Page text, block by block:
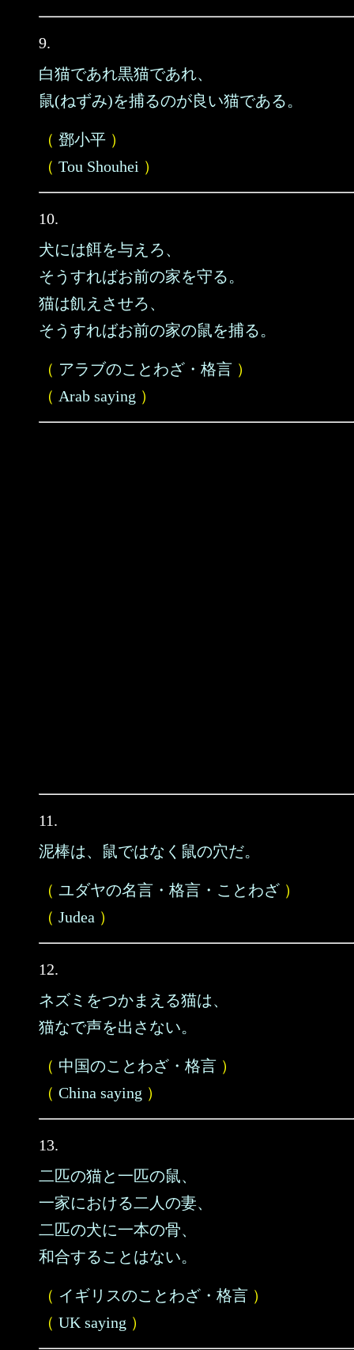
9.
白猫であれ黒猫であれ、
鼠(ねずみ)を捕るのが良い猫である。
（ 鄧小平 ）
（ Tou Shouhei ）
10.
犬には餌を与えろ、
そうすればお前の家を守る。
猫は飢えさせろ、
そうすればお前の家の鼠を捕る。
（ アラブのことわざ・格言 ）
（ Arab saying ）
11.
泥棒は、鼠ではなく鼠の穴だ。
（ ユダヤの名言・格言・ことわざ ）
（ Judea ）
12.
ネズミをつかまえる猫は、
猫なで声を出さない。
（ 中国のことわざ・格言 ）
（ China saying ）
13.
二匹の猫と一匹の鼠、
一家における二人の妻、
二匹の犬に一本の骨、
和合することはない。
（ イギリスのことわざ・格言 ）
（ UK saying ）